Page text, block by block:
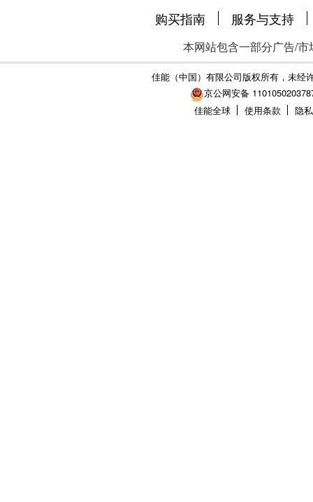
购买指南 服务与支持
本网站包含一部分广告/
佳能（中国）有限公司版权所有，未经
京公网安备
佳能全球
使用条款 隐